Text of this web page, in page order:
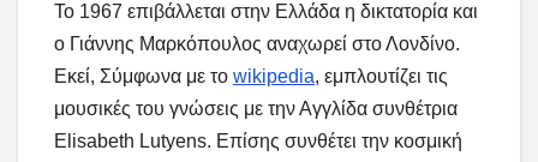
Το 1967 επιβάλλεται στην Ελλάδα η δικτατορία και
ο Γιάννης Μαρκόπουλος αναχωρεί στο Λονδίνο.
Εκεί, Σύμφωνα με το wikipedia, εμπλουτίζει τις
μουσικές του γνώσεις με την Αγγλίδα συνθέτρια
Elisabeth Lutyens. Επίσης συνθέτει την κοσμική